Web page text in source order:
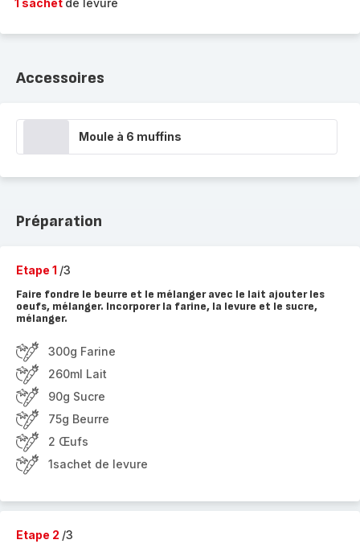
1 sachet de levure
Accessoires
Moule à 6 muffins
Préparation
Etape 1 /3
Faire fondre le beurre et le mélanger avec le lait ajouter les
oeufs, mélanger. Incorporer la farine, la levure et le sucre,
mélanger.
300g Farine
260ml Lait
90g Sucre
75g Beurre
2 Œufs
1sachet de levure
Etape 2 /3